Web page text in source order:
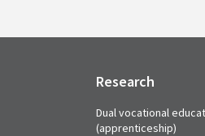
Research
Dual vocational
(apprenticeship)